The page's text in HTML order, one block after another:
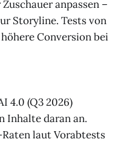
anpassen –
Storyline. Tests von
Conversion bei
4.0 (Q3 2026)
Inhalte daran an.
laut Vorabtests